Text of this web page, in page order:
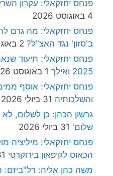
פנחס יחזקאלי: עקרון
4 באוגוסט 2026
פנחס יחזקאלי: מה גרם
ב'סזון' נגד האצ"ל? 2 באוגוסט 2026
פנחס יחזקאלי: תיעוד
2025 ואילך
1 באוגוסט 2026
פנחס יחזקאלי: אוסף
והשלכותיה 31 ביולי 2026
גרשון הכהן: כן לשלום,
שלום' 31 ביולי 2026
פנחס יחזקאלי: מיליציה
הכאוס לקיפאון בירוקרטי 31
משה כהן אליה: רל"ביזם: